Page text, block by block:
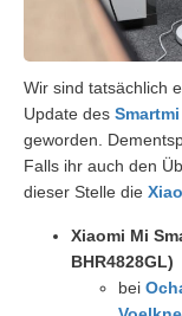
Wir sind tatsächlich
Update des
geworden.
Falls ihr auch den
dieser Stelle die
Xiaomi Mi
BHR4828GL)
bei